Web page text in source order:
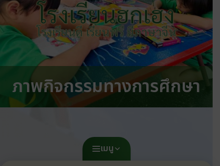
โรงเรียนฮกเฮง
โรงเรียนดี เรียนฟรี มีภาษาจีน
ภาพกิจกรรมทางการศึกษา
เมนู